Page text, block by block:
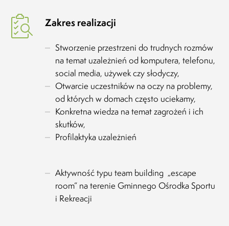
Zakres realizacji
Stworzenie przestrzeni do trudnych rozmów
na temat uzależnień od komputera, telefonu,
social media, używek czy słodyczy,
Otwarcie uczestników na oczy na problemy,
od których w domach często uciekamy,
Konkretna wiedza na temat zagrożeń i ich
skutków,
Profilaktyka uzależnień
Aktywność typu team building „escape
room” na terenie Gminnego Ośrodka Sportu
i Rekreacji